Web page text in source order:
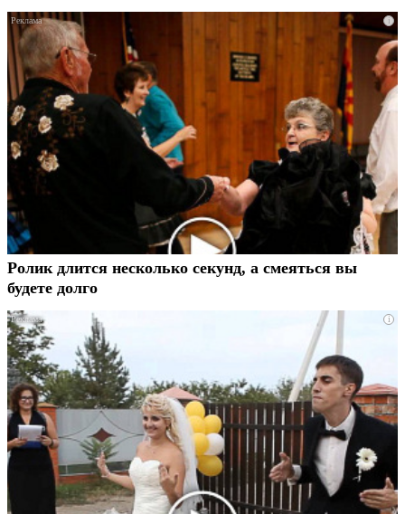
i
Ролик длится несколько секунд, а смеяться вы
будете долго
i